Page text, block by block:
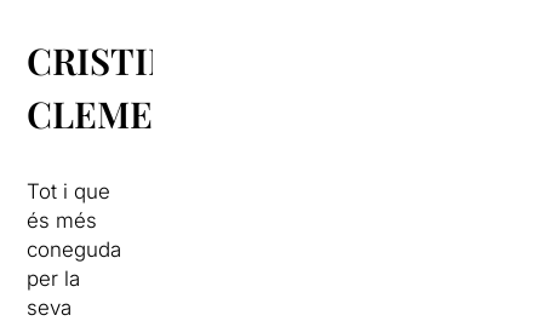
CRISTINA
CLEMENTE
Tot i que
és més
coneguda
per la
seva